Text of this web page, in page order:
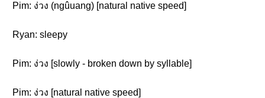
Pim: ง่วง (ngûuang) [natural native speed]
Ryan: sleepy
Pim: ง่วง [slowly - broken down by syllable]
Pim: ง่วง [natural native speed]